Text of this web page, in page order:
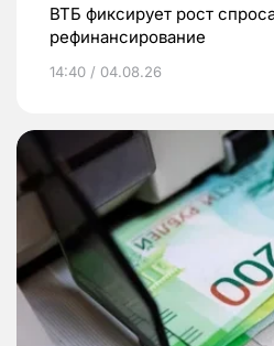
ВТБ фиксирует рост
рефинансирование
14:40 / 04.08.26